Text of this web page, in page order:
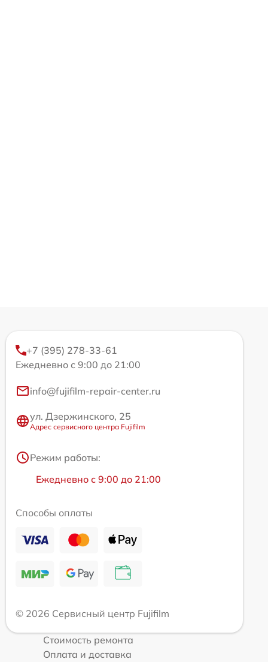
+7 (395) 278-33-61
Ежедневно с 9:00 до 21:00
info@fujifilm-repair-center.ru
ул. Дзержинского, 25
Адрес сервисного центра Fujifilm
Режим работы:
Ежедневно с 9:00 до 21:00
Способы оплаты
© 2026 Сервисный центр Fujifilm
Стоимость ремонта
Оплата и доставка